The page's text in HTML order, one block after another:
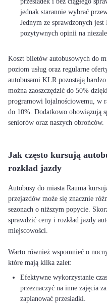
jednak starannie wybrać
Jednym ze sprawdzonych
pozytywnych opinii na
Koszt biletów autobusowych do
poziom usług oraz regularne
autobusami KLR pozostają
można zaoszczędzić do 50%
programowi lojalnościowemu, w
do 10%. Dodatkowo obowiązują
seniorów oraz naszych obrońców.
Jak często kursują
rozkład jazdy
Autobusy do miasta Rauma
przejazdów może się znacznie
sezonach o niższym popycie.
sprawdzić ceny i rozkład jazdy
miejscowości.
Warto również wspomnieć o
Efektywne wykorzystanie
przeznaczyć na inne zajęcia
zaplanować przesiadki.